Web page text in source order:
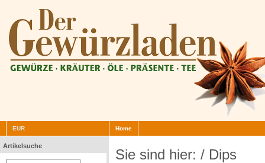
EUR Home
Artikelsuche
Sie sind hier: / Dips